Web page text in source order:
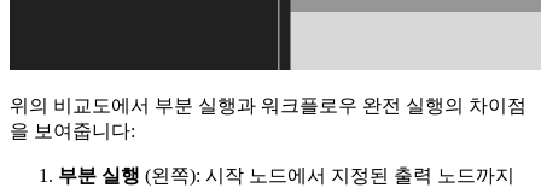
위의 비교도에서 부분 실행과 워크플로우 완전 실행의 차이점
을 보여줍니다:
부분 실행 (왼쪽): 시작 노드에서 지정된 출력 노드까지